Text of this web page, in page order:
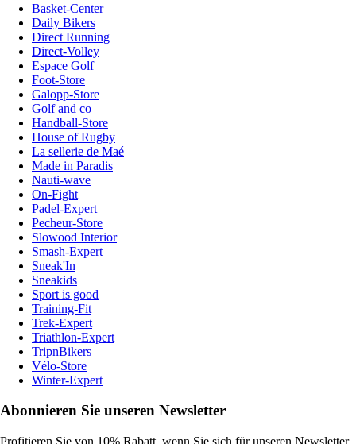
Basket-Center
Daily Bikers
Direct Running
Direct-Volley
Espace Golf
Foot-Store
Galopp-Store
Golf and co
Handball-Store
House of Rugby
La sellerie de Maé
Made in Paradis
Nauti-wave
On-Fight
Padel-Expert
Pecheur-Store
Slowood Interior
Smash-Expert
Sneak'In
Sneakids
Sport is good
Training-Fit
Trek-Expert
Triathlon-Expert
TripnBikers
Vélo-Store
Winter-Expert
Abonnieren Sie unseren Newsletter
Profitieren Sie von 10% Rabatt, wenn Sie sich für unseren Newsletter